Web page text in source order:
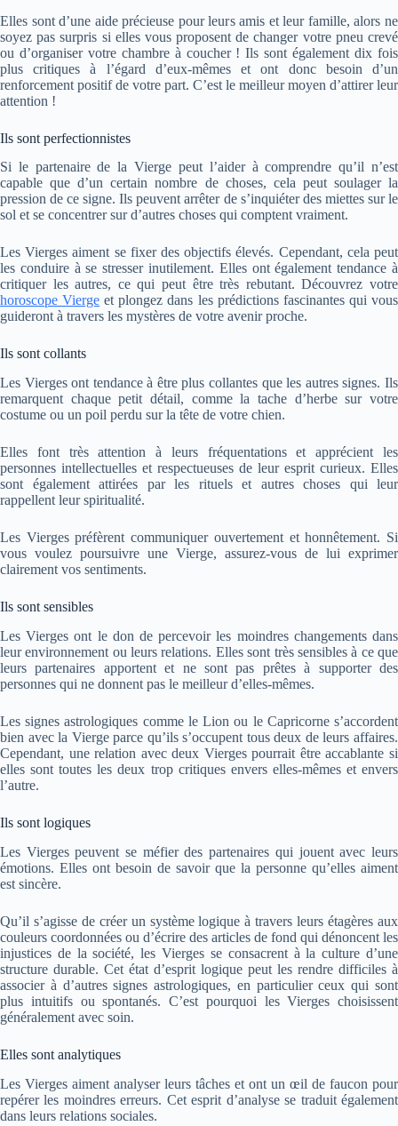
Elles sont d’une aide précieuse pour leurs amis et leur famille, alors ne
soyez pas surpris si elles vous proposent de changer votre pneu crevé
ou d’organiser votre chambre à coucher ! Ils sont également dix fois
plus critiques à l’égard d’eux-mêmes et ont donc besoin d’un
renforcement positif de votre part. C’est le meilleur moyen d’attirer leur
attention !
Ils sont perfectionnistes
Si le partenaire de la Vierge peut l’aider à comprendre qu’il n’est
capable que d’un certain nombre de choses, cela peut soulager la
pression de ce signe. Ils peuvent arrêter de s’inquiéter des miettes sur le
sol et se concentrer sur d’autres choses qui comptent vraiment.
Les Vierges aiment se fixer des objectifs élevés. Cependant, cela peut
les conduire à se stresser inutilement. Elles ont également tendance à
critiquer les autres, ce qui peut être très rebutant. Découvrez votre
horoscope Vierge et plongez dans les prédictions fascinantes qui vous
guideront à travers les mystères de votre avenir proche.
Ils sont collants
Les Vierges ont tendance à être plus collantes que les autres signes. Ils
remarquent chaque petit détail, comme la tache d’herbe sur votre
costume ou un poil perdu sur la tête de votre chien.
Elles font très attention à leurs fréquentations et apprécient les
personnes intellectuelles et respectueuses de leur esprit curieux. Elles
sont également attirées par les rituels et autres choses qui leur
rappellent leur spiritualité.
Les Vierges préfèrent communiquer ouvertement et honnêtement. Si
vous voulez poursuivre une Vierge, assurez-vous de lui exprimer
clairement vos sentiments.
Ils sont sensibles
Les Vierges ont le don de percevoir les moindres changements dans
leur environnement ou leurs relations. Elles sont très sensibles à ce que
leurs partenaires apportent et ne sont pas prêtes à supporter des
personnes qui ne donnent pas le meilleur d’elles-mêmes.
Les signes astrologiques comme le Lion ou le Capricorne s’accordent
bien avec la Vierge parce qu’ils s’occupent tous deux de leurs affaires.
Cependant, une relation avec deux Vierges pourrait être accablante si
elles sont toutes les deux trop critiques envers elles-mêmes et envers
l’autre.
Ils sont logiques
Les Vierges peuvent se méfier des partenaires qui jouent avec leurs
émotions. Elles ont besoin de savoir que la personne qu’elles aiment
est sincère.
Qu’il s’agisse de créer un système logique à travers leurs étagères aux
couleurs coordonnées ou d’écrire des articles de fond qui dénoncent les
injustices de la société, les Vierges se consacrent à la culture d’une
structure durable. Cet état d’esprit logique peut les rendre difficiles à
associer à d’autres signes astrologiques, en particulier ceux qui sont
plus intuitifs ou spontanés. C’est pourquoi les Vierges choisissent
généralement avec soin.
Elles sont analytiques
Les Vierges aiment analyser leurs tâches et ont un œil de faucon pour
repérer les moindres erreurs. Cet esprit d’analyse se traduit également
dans leurs relations sociales.